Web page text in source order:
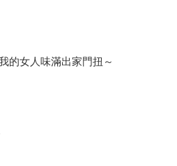
的女人味滿出家門扭～